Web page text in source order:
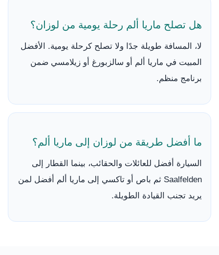
هل تصلح ماريا ألم رحلة يومية من لوزان؟
لا، المسافة طويلة جدًا ولا تصلح كرحلة يومية. الأفضل
المبيت في ماريا ألم أو سالزبورغ أو زيلامسي ضمن
برنامج منظم.
ما أفضل طريقة من لوزان إلى ماريا ألم؟
السيارة أفضل للعائلات والحقائب، بينما القطار إلى
Saalfelden ثم باص أو تاكسي إلى ماريا ألم أفضل لمن
يريد تجنب القيادة الطويلة.